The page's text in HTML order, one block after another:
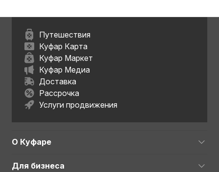
Путешествия
Куфар Карта
Куфар Маркет
Куфар Медиа
Доставка
Рассрочка
Услуги продвижения
О Куфаре
Для бизнеса